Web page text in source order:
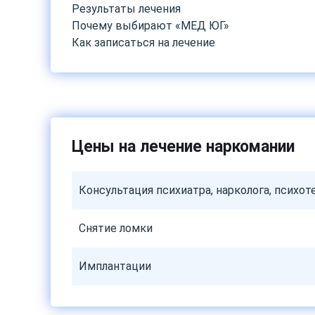
Результаты лечения
Почему выбирают «МЕД ЮГ»
Как записаться на лечение
Цены на лечение наркомании
Консультация психиатра, нарколога,
Снятие ломки
Имплантации